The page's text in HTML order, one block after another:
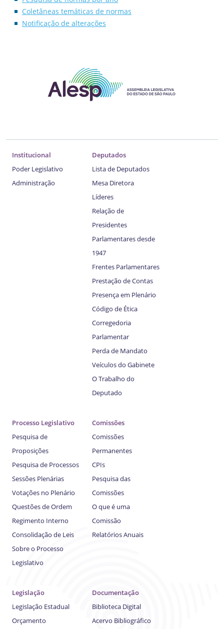
Coletâneas temáticas de normas
Notificação de alterações
Institucional
Poder Legislativo
Administração
Deputados
Lista de Deputados
Mesa Diretora
Líderes
Relação de
Presidentes
Parlamentares desde
1947
Frentes Parlamentares
Prestação de Contas
Presença em Plenário
Código de Ética
Corregedoria
Parlamentar
Perda de Mandato
Veículos do Gabinete
O Trabalho do
Deputado
Processo Legislativo
Pesquisa de
Proposições
Pesquisa de Processos
Sessões Plenárias
Votações no Plenário
Questões de Ordem
Regimento Interno
Consolidação de Leis
Sobre o Processo
Legislativo
Comissões
Comissões
Permanentes
CPIs
Pesquisa das
Comissões
O que é uma
Comissão
Relatórios Anuais
Legislação
Legislação Estadual
Orçamento
Documentação
Biblioteca Digital
Acervo Bibliográfico